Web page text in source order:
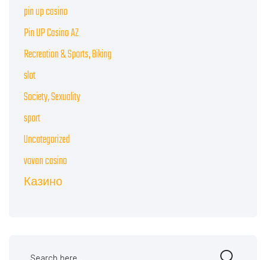
pin up casino
Pin UP Casino AZ
Recreation & Sports, Biking
slot
Society, Sexuality
sport
Uncategorized
vovan casino
Казино